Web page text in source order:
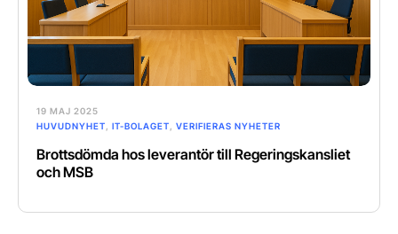
19 MAJ 2025
HUVUDNYHET, IT-BOLAGET, VERIFIERAS NYHETER
Brottsdömda hos leverantör till Regeringskansliet
och MSB